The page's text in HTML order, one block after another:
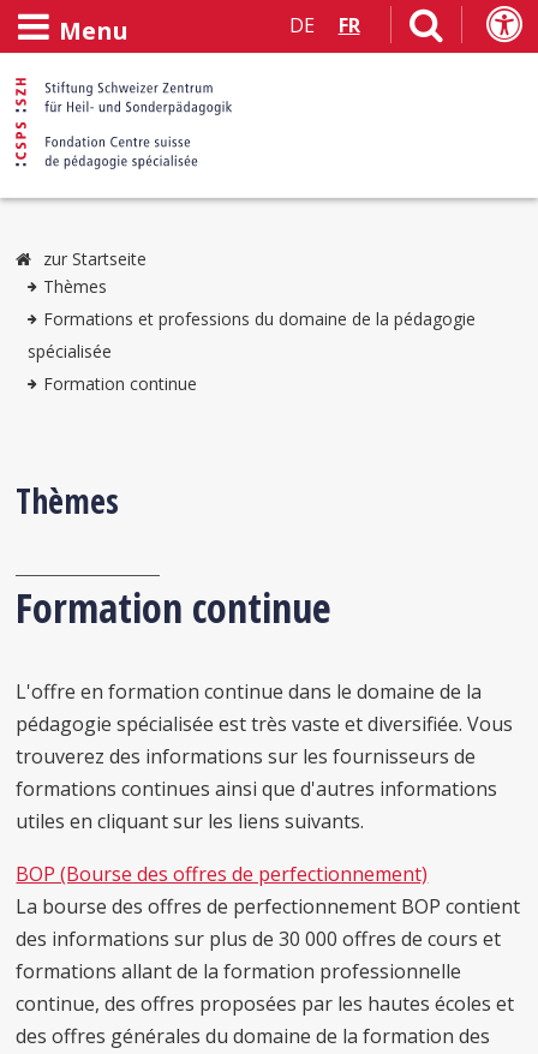
Menu DE FR
zur Startseite
Thèmes
Formations et professions du domaine de la pédagogie
spécialisée
Formation continue
Thèmes
Formation continue
L'offre en formation continue dans le domaine de la
pédagogie spécialisée est très vaste et diversifiée. Vous
trouverez des informations sur les fournisseurs de
formations continues ainsi que d'autres informations
utiles en cliquant sur les liens suivants.
BOP (Bourse des offres de perfectionnement)
La bourse des offres de perfectionnement BOP contient
des informations sur plus de 30 000 offres de cours et
formations allant de la formation professionnelle
continue, des offres proposées par les hautes écoles et
des offres générales du domaine de la formation des